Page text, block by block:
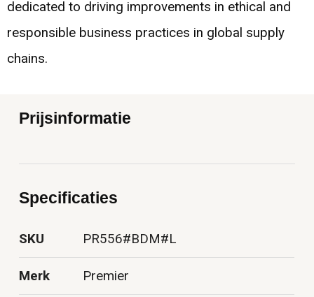
dedicated to driving improvements in ethical and
responsible business practices in global supply
chains.
Prijsinformatie
Specificaties
SKU PR556#BDM#L
Merk Premier